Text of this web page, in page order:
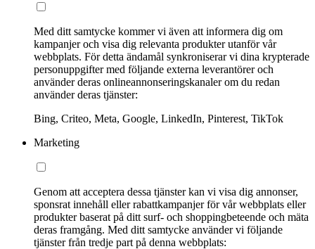
Med ditt samtycke kommer vi även att informera dig om
kampanjer och visa dig relevanta produkter utanför vår
webbplats. För detta ändamål synkroniserar vi dina krypterade
personuppgifter med följande externa leverantörer och
använder deras onlineannonseringskanaler om du redan
använder deras tjänster:
Bing, Criteo, Meta, Google, LinkedIn, Pinterest, TikTok
Marketing
Genom att acceptera dessa tjänster kan vi visa dig annonser,
sponsrat innehåll eller rabattkampanjer för vår webbplats eller
produkter baserat på ditt surf- och shoppingbeteende och mäta
deras framgång. Med ditt samtycke använder vi följande
tjänster från tredje part på denna webbplats: